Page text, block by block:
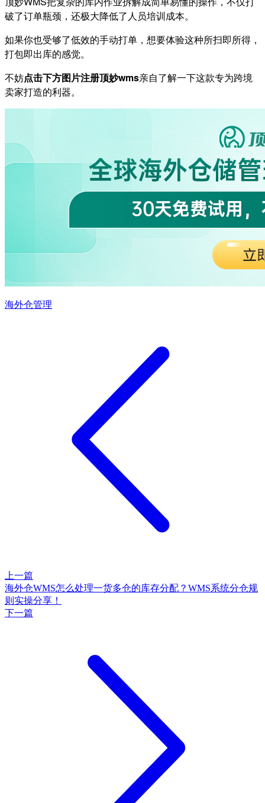
破了订单瓶颈，还极大降低了人员培训成本。
如果你也受够了低效的手动打单，想要体验这种所扫即所得，
打包即出库的感觉。
不妨点击下方图片注册顶妙wms亲自了解一下这款专为跨境
卖家打造的利器。
海外仓管理
上一篇
海外仓WMS怎么处理一货多仓的库存分配？WMS系统分仓规
则实操分享！
下一篇